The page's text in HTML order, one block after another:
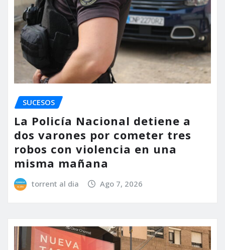
SUCESOS
La Policía Nacional detiene a
dos varones por cometer tres
robos con violencia en una
misma mañana
torrent al dia Ago 7, 2026